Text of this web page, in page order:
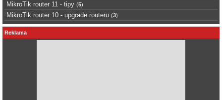
MikroTik router 11 - tipy (5)
MikroTik router 10 - upgrade routeru (3)
Reklama